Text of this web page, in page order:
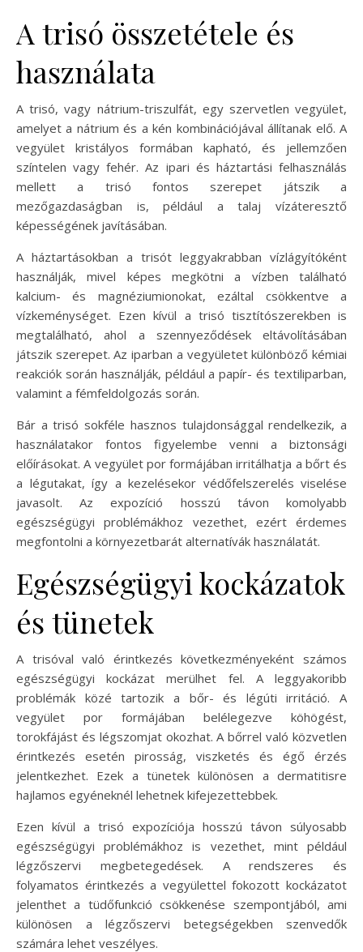
A trisó összetétele és
használata
A trisó, vagy nátrium-triszulfát, egy szervetlen vegyület,
amelyet a nátrium és a kén kombinációjával állítanak elő. A
vegyület kristályos formában kapható, és jellemzően
színtelen vagy fehér. Az ipari és háztartási felhasználás
mellett a trisó fontos szerepet játszik a
mezőgazdaságban is, például a talaj vízáteresztő
képességének javításában.
A háztartásokban a trisót leggyakrabban vízlágyítóként
használják, mivel képes megkötni a vízben található
kalcium- és magnéziumionokat, ezáltal csökkentve a
vízkeménységet. Ezen kívül a trisó tisztítószerekben is
megtalálható, ahol a szennyeződések eltávolításában
játszik szerepet. Az iparban a vegyületet különböző kémiai
reakciók során használják, például a papír- és textiliparban,
valamint a fémfeldolgozás során.
Bár a trisó sokféle hasznos tulajdonsággal rendelkezik, a
használatakor fontos figyelembe venni a biztonsági
előírásokat. A vegyület por formájában irritálhatja a bőrt és
a légutakat, így a kezelésekor védőfelszerelés viselése
javasolt. Az expozíció hosszú távon komolyabb
egészségügyi problémákhoz vezethet, ezért érdemes
megfontolni a környezetbarát alternatívák használatát.
Egészségügyi kockázatok
és tünetek
A trisóval való érintkezés következményeként számos
egészségügyi kockázat merülhet fel. A leggyakoribb
problémák közé tartozik a bőr- és légúti irritáció. A
vegyület por formájában belélegezve köhögést,
torokfájást és légszomjat okozhat. A bőrrel való közvetlen
érintkezés esetén pirosság, viszketés és égő érzés
jelentkezhet. Ezek a tünetek különösen a dermatitisre
hajlamos egyéneknél lehetnek kifejezettebbek.
Ezen kívül a trisó expozíciója hosszú távon súlyosabb
egészségügyi problémákhoz is vezethet, mint például
légzőszervi megbetegedések. A rendszeres és
folyamatos érintkezés a vegyülettel fokozott kockázatot
jelenthet a tüdőfunkció csökkenése szempontjából, ami
különösen a légzőszervi betegségekben szenvedők
számára lehet veszélyes.